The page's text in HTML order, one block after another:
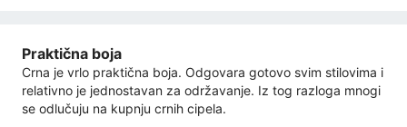
Praktična boja
Crna je vrlo praktična boja. Odgovara gotovo svim stilovima i
relativno je jednostavan za održavanje. Iz tog razloga mnogi
se odlučuju na kupnju crnih cipela.